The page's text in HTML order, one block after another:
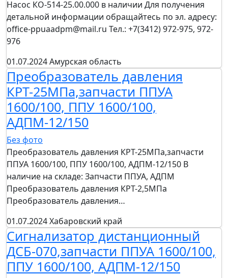
Насос КО-514-25.00.000 в наличии Для получения
детальной информации обращайтесь по эл. адресу:
office-ppuaadpm@mail.ru Тел.: +7(3412) 972-975, 972-
976
01.07.2024Амурская область
Преобразователь давления
КРТ-25МПа,запчасти ППУА
1600/100, ППУ 1600/100,
АДПМ-12/150
Без фото
Преобразователь давления КРТ-25МПа,запчасти
ППУА 1600/100, ППУ 1600/100, АДПМ-12/150 В
наличие на складе: Запчасти ППУА, АДПМ
Преобразователь давления КРТ-2,5МПа
Преобразователь давления…
01.07.2024Хабаровский край
Сигнализатор дистанционный
ДСБ-070,запчасти ППУА 1600/100,
ППУ 1600/100, АДПМ-12/150